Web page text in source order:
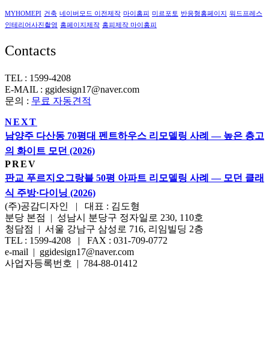
MYHOMEPI 건축 네이버모드 이전제작 마이홈피 미르포토 반응형홈페이지
워드프레스
인테리어사진촬영 홈페이지제작 홈피제작 마이홈피
Contacts
TEL : 1599-4208
E-MAIL : ggidesign17@naver.com
문의 : 무료 자동견적
NEXT
남양주 다산동 70평대 펜트하우스 리모델링 사례 — 높은 층고
의 화이트 모던 (2026)
PREV
판교 푸르지오그랑블 50평 아파트 리모델링 사례 — 모던 클래
식 주방·다이닝 (2026)
(주)공감디자인 | 대표 : 김도형
분당 본점 | 성남시 분당구 정자일로 230, 110호
청담점 | 서울 강남구 삼성로 716, 리임빌딩 2층
TEL : 1599-4208 | FAX : 031-709-0772
e-mail | ggidesign17@naver.com
사업자등록번호 | 784-88-01412